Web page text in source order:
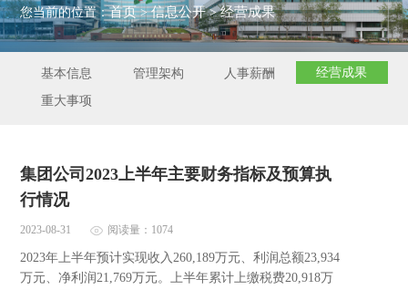
您当前的位置：首页>信息公开>经营成果
基本信息 管理架构 人事薪酬 经营成果
重大事项
集团公司2023上半年主要财务指标及预算执
行情况
2023-08-31 阅读量：1074
2023年上半年预计实现收入260,189万元、利润总额23,934
万元、净利润21,769万元。上半年累计上缴税费20,918万